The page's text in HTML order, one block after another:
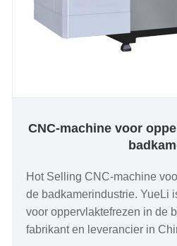
CNC-machine voor
Hot Selling CNC-machine
de badkamerindustrie. YueLi
voor oppervlaktefrezen in de
fabrikant en leverancier in